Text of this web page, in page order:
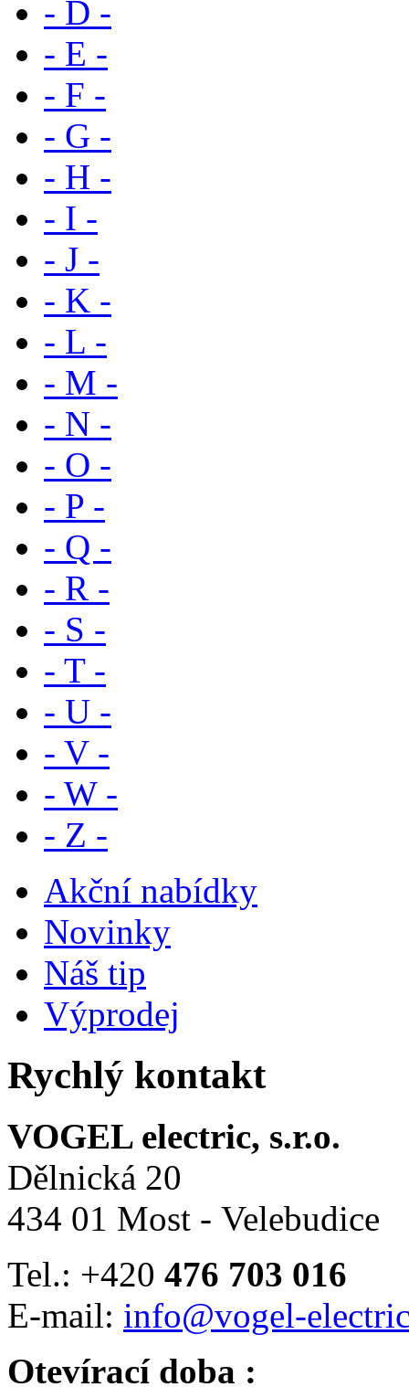
- D -
- E -
- F -
- G -
- H -
- I -
- J -
- K -
- L -
- M -
- N -
- O -
- P -
- Q -
- R -
- S -
- T -
- U -
- V -
- W -
- Z -
Akční nabídky
Novinky
Náš tip
Výprodej
Rychlý kontakt
VOGEL electric, s.r.o.
Dělnická 20
434 01 Most - Velebudice
Tel.: +420 476 703 016
E-mail: info@vogel-
Otevírací doba :